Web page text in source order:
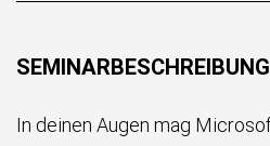
SEMINARBESCHREIBUNG
In deinen Augen mag